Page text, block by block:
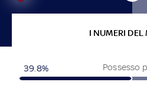
I NUMERI DEL
Possesso
39.8%